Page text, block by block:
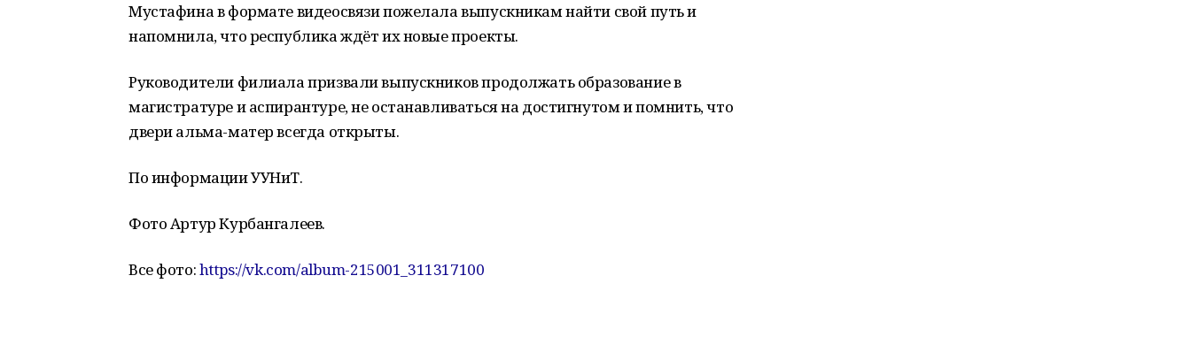
Мустафина в формате видеосвязи пожелала выпускникам найти свой путь и
напомнила, что республика ждёт их новые проекты.
Руководители филиала призвали выпускников продолжать образование в
магистратуре и аспирантуре, не останавливаться на достигнутом и помнить, что
двери альма-матер всегда открыты.
По информации УУНиТ.
Фото Артур Курбангалеев.
Все фото:https://vk.com/album-215001_311317100